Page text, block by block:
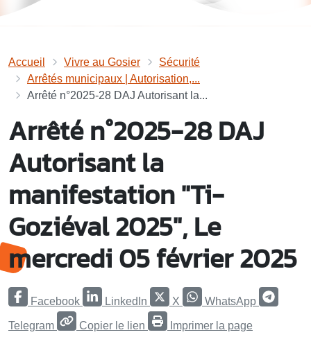
Accueil Vivre au Gosier
Sécurité
Arrêtés municipaux | Autorisation,...
Arrêté n°2025-28 DAJ Autorisant la...
Arrêté n°2025-28 DAJ
Autorisant la
manifestation "Ti-
Goziéval 2025", Le
mercredi 05 février 2025
Facebook LinkedIn X WhatsApp
Telegram Copier le lien Imprimer la page